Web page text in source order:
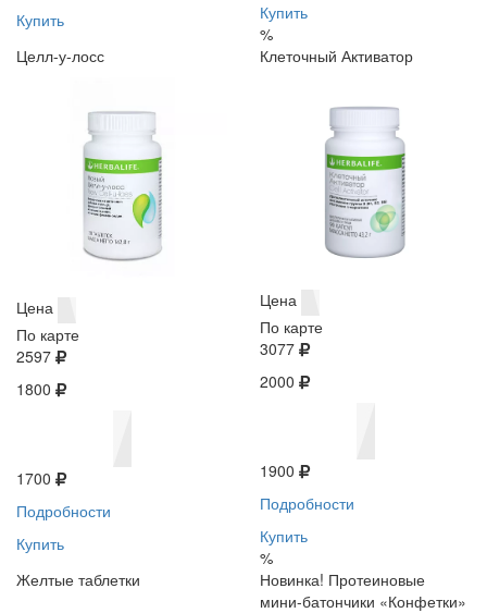
Купить
Купить
%
Целл-у-лосс
Цена
По карте
2597
1800
1700
Подробности
Купить
Клеточный Активатор
Цена
По карте
3077
2000
1900
Подробности
Купить
%
Желтые таблетки
Новинка! Протеиновые
мини-батончики «Конфетки»